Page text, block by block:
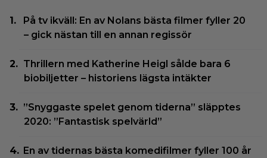
På tv ikväll: En av Nolans bästa filmer fyller 20
– gick nästan till en annan regissör
Thrillern med Katherine Heigl sålde bara 6
biobiljetter – historiens lägsta intäkter
”Snyggaste spelet genom tiderna” släpptes
2020: ”Fantastisk spelvärld”
En av tidernas bästa komedifilmer fyller 100 år